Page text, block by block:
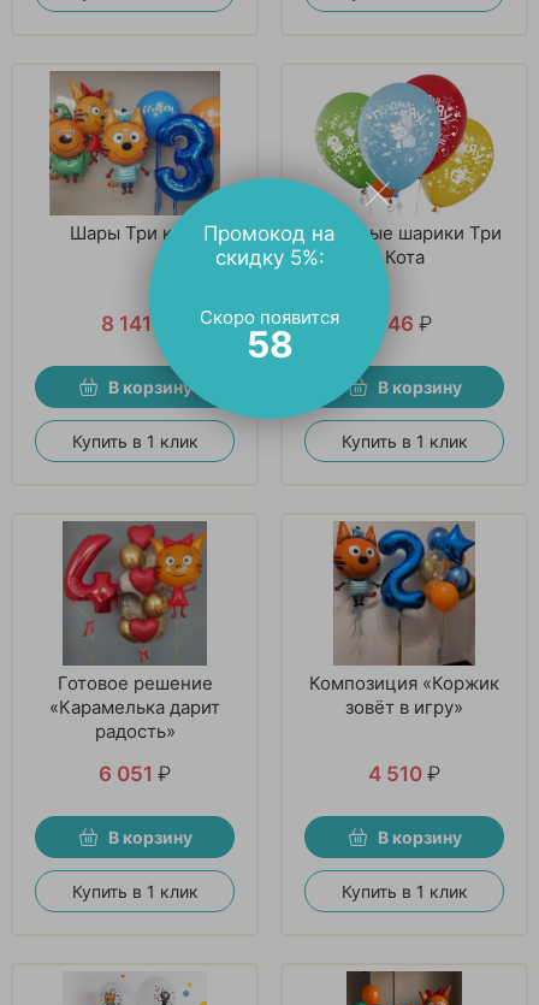
Шары Три кота
8 141
В корзину
Купить в 1 клик
Гелиевые шарики Три
Кота
146 ₽
В корзину
Купить в 1 клик
Готовое решение
«Карамелька дарит
радость»
6 051 ₽
В корзину
Купить в 1 клик
Композиция «Коржик
зовёт в игру»
4 510 ₽
В корзину
Купить в 1 клик
Промокод на
скидку 5%:
Скоро появится
57